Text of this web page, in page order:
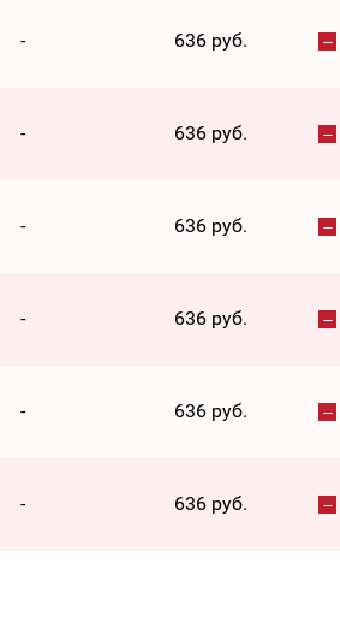
- 636 руб.
- 636 руб.
- 636 руб.
- 636 руб.
- 636 руб.
- 636 руб.